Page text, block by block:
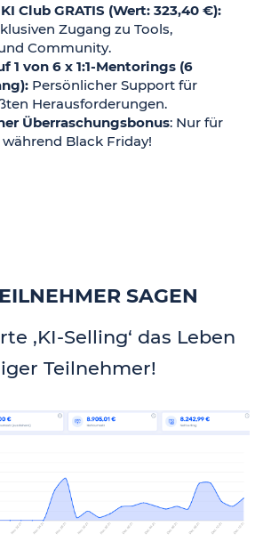
Club GRATIS (Wert: 323,40 €):
Zugang zu Tools,
Community.
1 von 6 x 1:1-Mentorings (6
Persönlicher Support für
Herausforderungen.
Überraschungsbonus: Nur für
Black Friday!
SAGEN
‚KI-Selling‘ das Leben
Teilnehmer!